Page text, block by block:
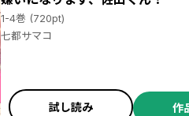
1-4巻 (720pt)
七都サマコ
試し読み 作